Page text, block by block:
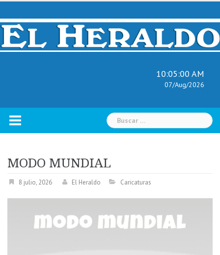
Skip
content
10:05:01 AM
07/Aug/2026
Buscar:
MODO MUNDIAL
8 julio, 2026 El Heraldo Caricaturas